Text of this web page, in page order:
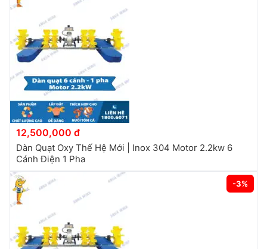
12,500,000 đ
Dàn Quạt Oxy Thế Hệ Mới | Inox 304 Motor 2.2kw 6
Cánh Điện 1 Pha
-3%